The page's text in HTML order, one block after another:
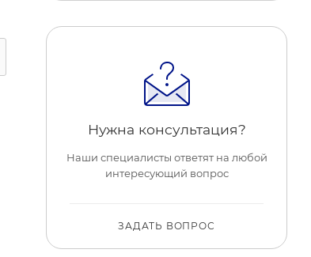
Нужна консультация?
Наши специалисты ответят на любой
интересующий вопрос
ЗАДАТЬ ВОПРОС